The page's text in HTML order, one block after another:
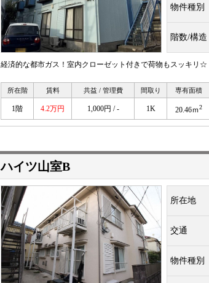
物件種別
階数/構造
経済的な都市ガス！室内クローゼット付きで荷物もスッキリ☆
所在階 賃料 共益 / 管理費 間取り 専有面積
1階 4.2万円 1,000円 / - 1K 20.46ｍ2
ハイツ山室B
所在地
交通
物件種別